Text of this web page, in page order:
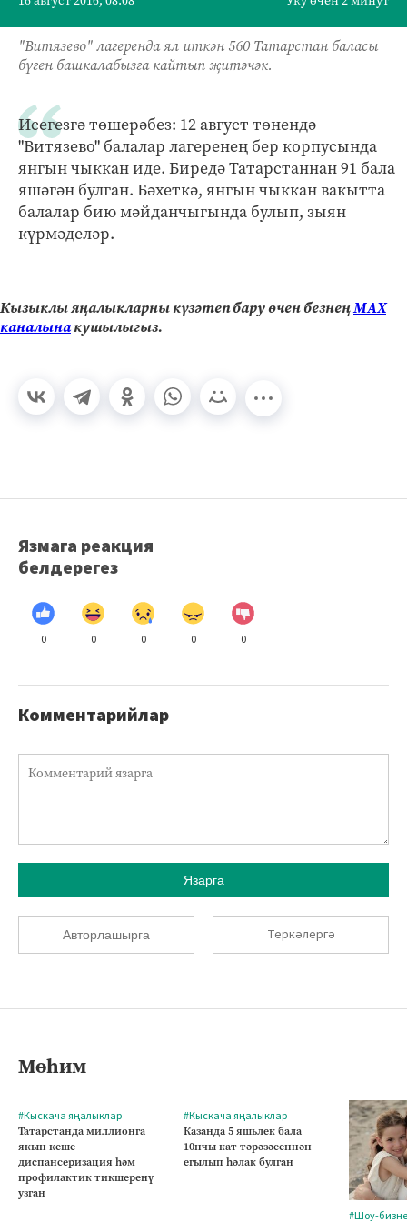
"Витязево" лагеренда ял иткән 560 Татарстан баласы
бүген башкалабызга кайтып җитәчәк.
Исегезгә төшерәбез: 12 август төнендә
"Витязево" балалар лагеренең бер корпусында
янгын чыккан иде. Биредә Татарстаннан 91 бала
яшәгән булган. Бәхеткә, янгын чыккан вакытта
балалар бию мәйданчыгында булып, зыян
күрмәделәр.
Кызыклы яңалыкларны күзәтеп бару өчен безнеңМАХ
каналынакушылыгыз.
Язмага реакция
белдерегез
0 0 0 0 0
Комментарийлар
Язарга
Авторлашырга Теркәлергә
Мөһим
#Кыскача яңалыклар
Татарстанда миллионга
якын кеше
диспансеризация һәм
профилактик тикшеренү
узган
#Кыскача яңалыклар
Казанда 5 яшьлек бала
10нчы кат тәрәзәсеннән
егылып һәлак булган
#Шоу-